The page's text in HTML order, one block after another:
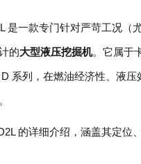
是一款专门针对严苛工况（
的大型液压挖掘机。它属于
系列，在燃油经济性、液压
的详细介绍，涵盖其定位